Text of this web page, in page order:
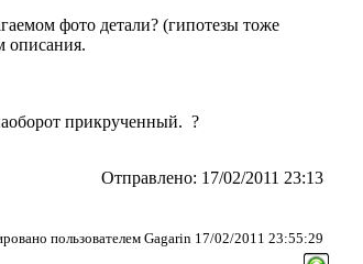
фото детали? (гипотезы тоже
описания.
прикрученный. ?
Отправлено: 17/02/2011 23:13
пользователем Gagarin 17/02/2011 23:55:29